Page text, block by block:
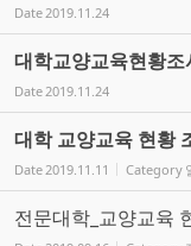
Date2019.11.24
대학교양교육현황
Date2019.11.24
대학 교양교육 현황
Date2019.11.11 Category
전문대학_교양교육